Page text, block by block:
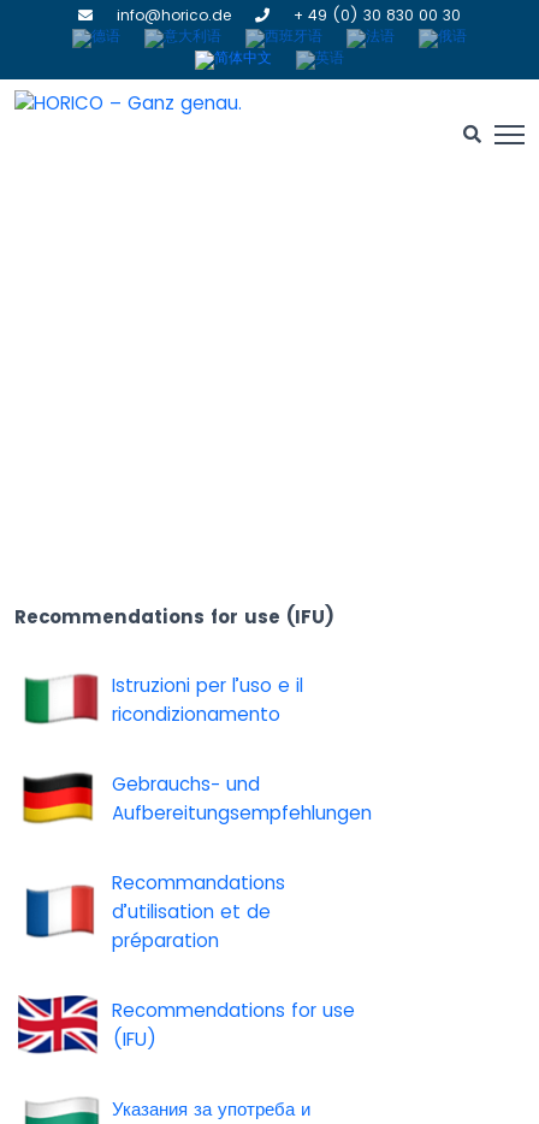
info@horico.de + 49 (0) 30 830 00 30
Recommendations for use (IFU)
Istruzioni per l’uso e il
ricondizionamento
Gebrauchs- und
Aufbereitungsempfehlungen
Recommandations
d’utilisation et de
préparation
Recommendations for use
(IFU)
Указания за употреба и